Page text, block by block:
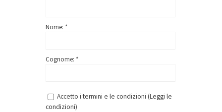
Nome: *
Cognome: *
Accetto i termini e le condizioni (Leggi le
condizioni)